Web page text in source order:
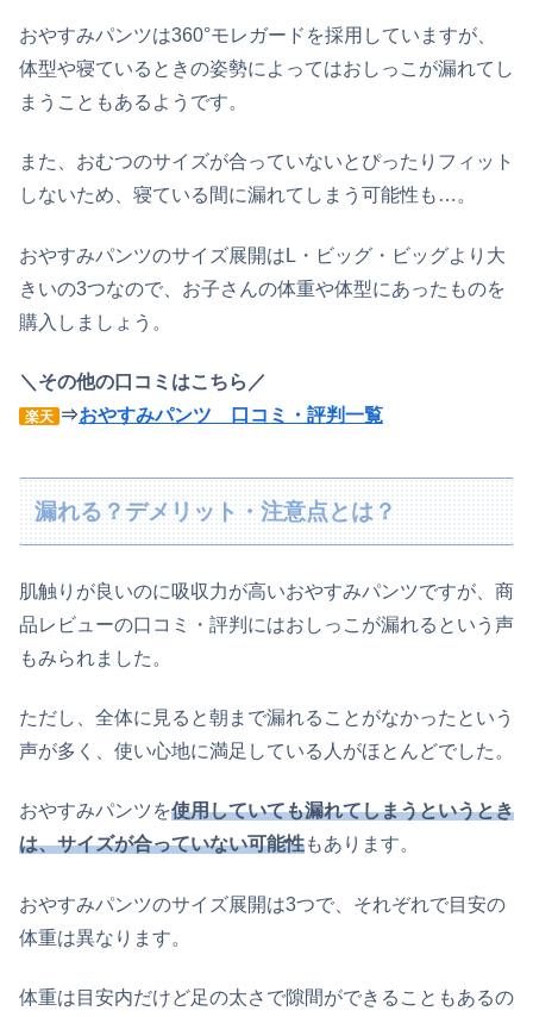
おやすみパンツは360°モレガードを採用していますが、
体型や寝ているときの姿勢によってはおしっこが漏れてし
まうこともあるようです。
また、おむつのサイズが合っていないとぴったりフィット
しないため、寝ている間に漏れてしまう可能性も…。
おやすみパンツのサイズ展開はL・ビッグ・ビッグより大
きいの3つなので、お子さんの体重や体型にあったものを
購入しましょう。
＼その他の口コミはこちら／
楽天 ⇒おやすみパンツ 口コミ・評判一覧
漏れる？デメリット・注意点とは？
肌触りが良いのに吸収力が高いおやすみパンツですが、商
品レビューの口コミ・評判にはおしっこが漏れるという声
もみられました。
ただし、全体に見ると朝まで漏れることがなかったという
声が多く、使い心地に満足している人がほとんどでした。
おやすみパンツを使用していても漏れてしまうというとき
は、サイズが合っていない可能性もあります。
おやすみパンツのサイズ展開は3つで、それぞれで目安の
体重は異なります。
体重は目安内だけど足の太さで隙間ができることもあるの